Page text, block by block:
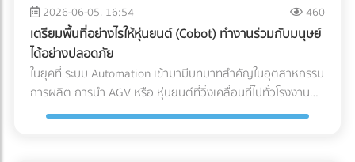
กระบวนการเคลียร์สินค้าทางศุลกากร (Customs Clearance)
ต้องทำอย่างรวดเร็ว และขนถ่ายสินค้าขึ้นรถบรรทุกห้องเย็น
(Refrigerated Truck) ทันที เพื่อนำไปจัดเก็บในคลังสินค้าปรับ
อากาศของโรงงาน รอการเบิกจ่ายเข้าสู่สายพานการผลิตต่อไป
ผลตอบแทนของการลงทุนใน Cold Chain สำหรับโรงงาน F&B
หลายองค์กรอาจมองว่าค่าใช้จ่ายในระบบ Cold Chain Logistics
พนักงาน 20 คน ควรเลือกมินิบัสแทนรถบัสขนาด 40 ที่นั่ง เพื่อ
ลดค่าใช้จ่ายส่วนเกิน การคำนวณเส้นทางและจุดแวะพัก: วางแผน
เส้นทางให้ชัดเจนเพื่อหลีกเลี่ยงการวิ่งรถอ้อม ซึ่งจะช่วยลดต้นทุน
ค่าน้ำมันและค่าล่วงเวลา (OT) ของคนขับรถ เลือกบริษัทรถเช่าที่
จดทะเบียนนิติบุคคล: ข้อนี้สำคัญที่สุด! เพื่อให้สามารถออก ใบ
กำกับภาษีค่าเช่ารถ และทำเอกสารหัก ณ ที่จ่ายได้อย่างถูกต้อง
ตามกฎหมาย เช็กลิสต์เอกสารที่ HR และจัดซื้อต้องเตรียมให้ฝ่าย
2026-06-05, 16:54 460
เตรียมพื้นที่อย่างไรให้หุ่นยนต์ (Cobot) ทำงานร่วมกับมนุษย์
ได้อย่างปลอดภัย
ในยุคที่ ระบบ Automation เข้ามามีบทบาทสำคัญในอุตสาหกรรม
การผลิต การนำ AGV หรือ หุ่นยนต์ที่วิ่งเคลื่อนที่ไปทั่วโรงงาน
เข้ามาใช้งาน แต่คำถามที่วิศวกรและผู้จัดการโรงงานต้องตอบให้